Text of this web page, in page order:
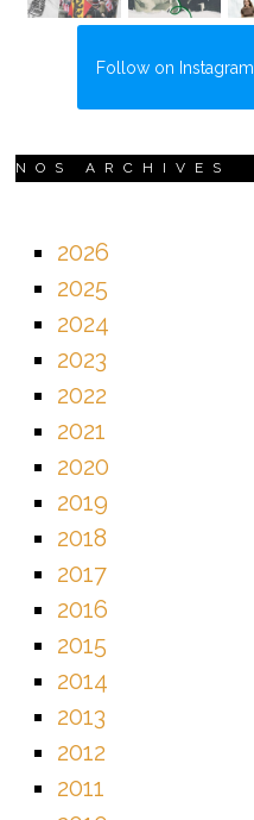
Follow on Instagram
NOS ARCHIVES
2026
2025
2024
2023
2022
2021
2020
2019
2018
2017
2016
2015
2014
2013
2012
2011